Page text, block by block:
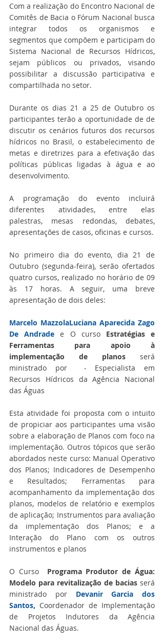
Com a realização do Encontro Nacional de
Comitês de Bacia o Fórum Nacional busca
integrar todos os organismos e
segmentos que compõem e participam do
Sistema Nacional de Recursos Hídricos,
sejam públicos ou privados, visando
possibilitar a discussão participativa e
compartilhada no setor.
Durante os dias 21 a 25 de Outubro os
participantes terão a oportunidade de de
discutir os cenários futuros dos recursos
hídricos no Brasil, o estabelecimento de
metas e diretrizes para a efetivação das
políticas públicas ligadas à água e ao
desenvolvimento.
A programação do evento incluirá
diferentes atividades, entre elas
palestras, mesas redondas, debates,
No primeiro dia do evento, dia 21 de
Outubro (segunda-feira), serão ofertados
quatro cursos, realizado no horário de 09
às 17 horas. A seguir, uma breve
apresentação de dois deles:
Marcelo MazzolaLuciana Aparecida Zago
De Andrade e O curso Estratégias e
Ferramentas para apoio à
implementação de planos será
ministrado por  - Especialista em
Recursos Hídricos da Agência Nacional
das Águas
Esta atividade foi proposta com o intuito
de propiciar aos participantes uma visão
sobre a elaboração de Planos com foco na
implementação. Outros tópicos que serão
abordados neste curso: Manual Operativo
dos Planos; Indicadores de Desempenho
e Resultados; Ferramentas para
acompanhamento da implementação dos
planos, modelos de relatório e exemplos
de aplicação; Instrumentos para avaliação
da implementação dos Planos; e a
Interação do Plano com os outros
instrumentos e planos
O Curso Programa Produtor de Água:
Modelo para revitalização de bacias será
ministrado por Devanir Garcia dos
Santos, Coordenador de Implementação
de Projetos Indutores da Agência
Nacional das Águas.